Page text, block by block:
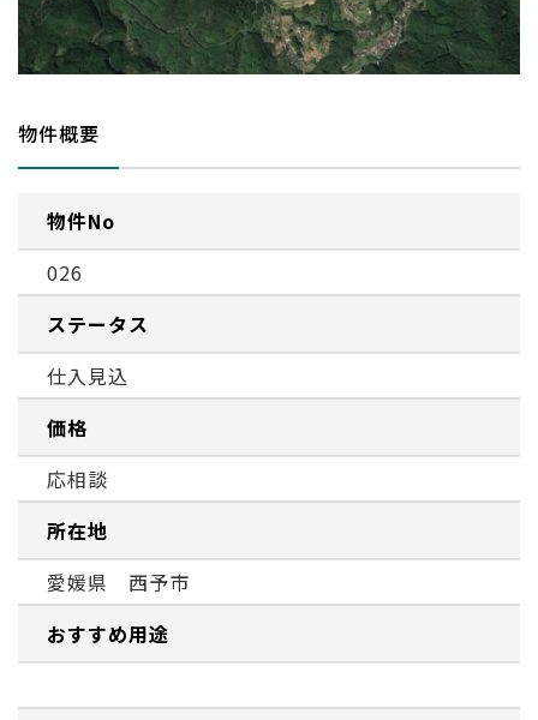
物件概要
物件No
026
ステータス
仕入見込
価格
応相談
所在地
愛媛県 西予市
おすすめ用途